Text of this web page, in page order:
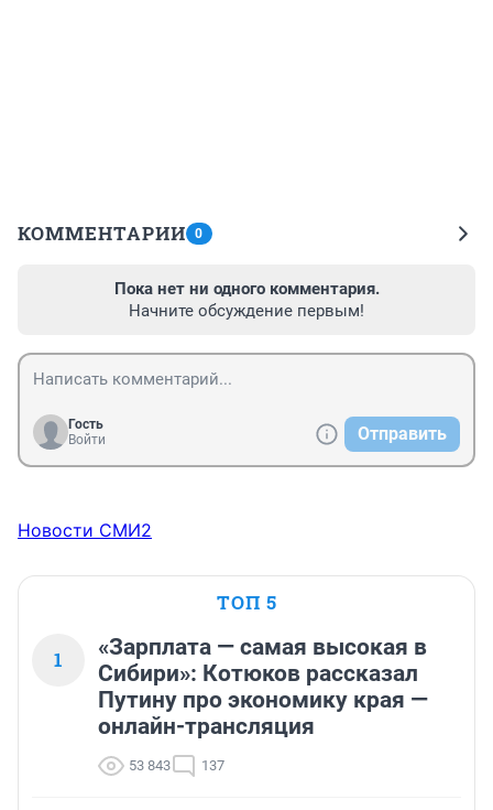
КОММЕНТАРИИ 0
Пока нет ни одного комментария.
Начните обсуждение первым!
Гость
Войти
Отправить
Новости СМИ2
ТОП 5
1
«Зарплата — самая высокая в
Сибири»: Котюков рассказал
Путину про экономику края —
онлайн-трансляция
53 843 137